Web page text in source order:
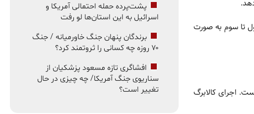
تا سوم به صورت
اجرای کالابرگ
پشت‌پرده حمله احتمالی آمریکا و
اسرائیل به این استان‌ها لو رفت
برندگان پنهان جنگ خاورمیانه / جنگ
۷۰ روزه چه کسانی را ثروتمند کرد؟
افشاگری تازه مسعود پزشکیان از
سناریوی جنگ آمریکا/ چه چیزی در حال
تغییر است؟